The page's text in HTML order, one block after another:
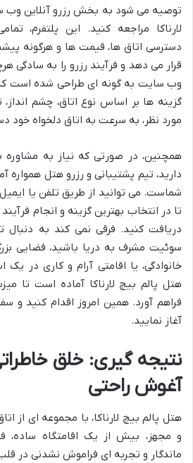
توصیه می شود به بخش رزرو آنلاین وب
لارناکا مراجعه کنید. این پلتفرم،
دسترسی اتاق ها، قیمت ها و هرگونه
قرار می دهد و فرآیند رزرو را به سادگی
وب سایت به گونه ای طراحی شده است که
گزینه ها بر اساس نوع اتاق، چشم
مورد نظر، به سرعت به اتاق دلخواه خود
همچنین، در صورتی که نیاز به مشاوره
دارید، تیم پشتیبانی و رزرو هتل همواره
شماست. می توانید از طریق تلفن یا
تا در انتخاب بهترین گزینه و انجام فرآیند
دریافت کنید. فرقی نمی کند به دنبال
سوئیت مشرف به دریا باشید، فضایی
خانوادگی، یا اقامتی آرام و کاری در یک
هتل پالم بیچ لارناکا آماده است تا
فراهم آورد. همین امروز اقدام کنید و
آغاز نمایید.
نتیجه گیری: خلق
آغوش راحتی
هتل پالم بیچ لارناکا، با مجموعه ای از
و مجهز، بیش از یک اقامتگاه ساده،
ماندگار و تجربه ای فراموش نشدنی در